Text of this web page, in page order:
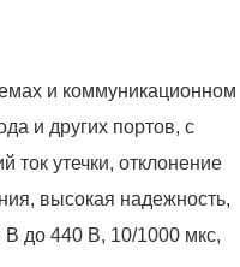
и коммуникационном
и других портов, с
ток утечки, отклонение
высокая надежность,
В до 440 В, 10/1000 мкс,